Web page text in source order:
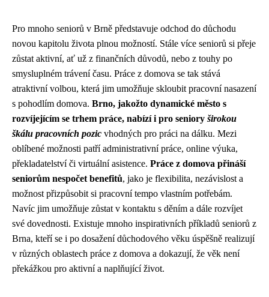
Pro mnoho seniorů v Brně představuje odchod do důchodu
novou kapitolu života plnou možností. Stále více seniorů si přeje
zůstat aktivní, ať už z finančních důvodů, nebo z touhy po
smysluplném trávení času. Práce z domova se tak stává
atraktivní volbou, která jim umožňuje skloubit pracovní nasazení
s pohodlím domova. Brno, jakožto dynamické město s
rozvíjejícím se trhem práce, nabízí i pro seniory širokou
škálu pracovních pozic vhodných pro práci na dálku. Mezi
oblíbené možnosti patří administrativní práce, online výuka,
překladatelství či virtuální asistence. Práce z domova přináší
seniorům nespočet benefitů, jako je flexibilita, nezávislost a
možnost přizpůsobit si pracovní tempo vlastním potřebám.
Navíc jim umožňuje zůstat v kontaktu s děním a dále rozvíjet
své dovednosti. Existuje mnoho inspirativních příkladů seniorů z
Brna, kteří se i po dosažení důchodového věku úspěšně realizují
v různých oblastech práce z domova a dokazují, že věk není
překážkou pro aktivní a naplňující život.